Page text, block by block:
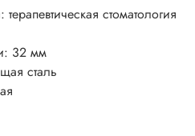
стоматология
32 мм
сталь